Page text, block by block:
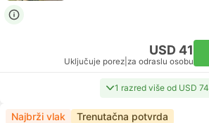
USD 41
Uključuje porez za odraslu osobu
1 razred više od USD 74
Najbrži vlak Trenutačna potvrda